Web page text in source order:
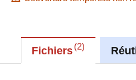
Fichiers 2